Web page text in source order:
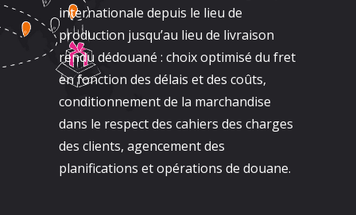
internationale depuis le lieu de
production jusqu’au lieu de livraison
rendu dédouané : choix optimisé du fret
en fonction des délais et des coûts,
conditionnement de la marchandise
dans le respect des cahiers des charges
des clients, agencement des
planifications et opérations de douane.